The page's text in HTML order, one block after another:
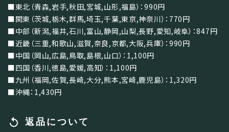
■東北（青森,岩手,秋田,宮城,山形,福島）：990円
■関東（茨城,栃木,群馬,埼玉,千葉,東京,神奈川）：770円
■中部（新潟,福井,石川,富山,静岡,山梨,長野,愛知,岐阜）：847円
■近畿（三重,和歌山,滋賀,奈良,京都,大阪,兵庫）：990円
■中国（岡山,広島,鳥取,島根,山口）：1,100円
■四国（香川,徳島,愛媛,高知）：1,100円
■九州（福岡,佐賀,長崎,大分,熊本,宮崎,鹿児島）：1,320円
■沖縄：1,430円
replay 返品について